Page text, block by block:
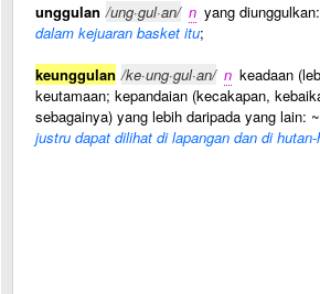
unggulan /ung·gul·an/ n yang diunggulkan:
dalam kejuaran basket itu;
keunggulan /ke·ung·gul·an/ n keadaan
keutamaan; kepandaian (kecakapan,
sebagainya) yang lebih daripada yang lain: ~
justru dapat dilihat di lapangan dan di